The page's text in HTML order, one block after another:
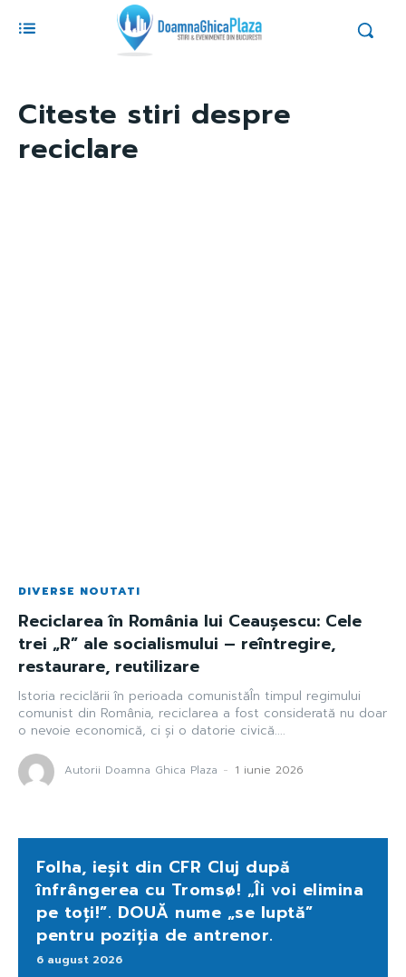
Citeste stiri despre
reciclare
DIVERSE NOUTATI
Reciclarea în România lui Ceaușescu: Cele
trei „R” ale socialismului – reîntregire,
restaurare, reutilizare
Istoria reciclării în perioada comunistăÎn timpul regimului
comunist din România, reciclarea a fost considerată nu doar
o nevoie economică, ci și o datorie civică....
Autorii Doamna Ghica Plaza - 1 iunie 2026
Folha, ieșit din CFR Cluj după
înfrângerea cu Tromsø! „Îi voi elimina
pe toți!”. DOUĂ nume „se luptă”
pentru poziția de antrenor.
6 august 2026